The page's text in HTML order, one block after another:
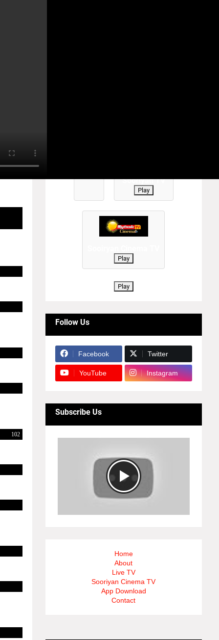
102
Sooriyan TV
Play
Play
Play
Follow Us
Facebook Twitter
YouTube Instagram
Subscribe Us
Home
About
Live TV
Sooriyan Cinema TV
App Download
Contact